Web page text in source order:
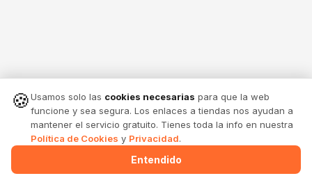
Menu Alertas Comparte Entrar
🍪Usamos solo las cookies necesarias para que la web
funcione y sea segura. Los enlaces a tiendas nos ayudan a
mantener el servicio gratuito. Tienes toda la info en nuestra
Política de Cookies y Privacidad.
Entendido